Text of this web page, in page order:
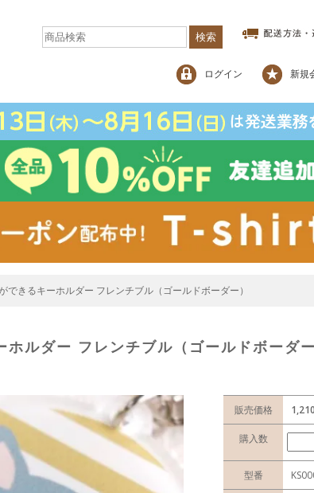
検索
ログイン 新規
できるキーホルダー フレンチブル（ゴールドボーダー）
ルダー フレンチブル（ゴールドボーダー
販売価格
購入数
型番